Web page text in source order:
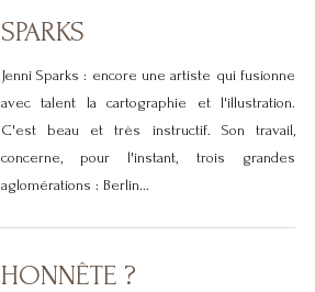
SPARKS
Jenni Sparks : encore une artiste qui fusionne
avec talent la cartographie et l'illustration.
C'est beau et très instructif. Son travail,
concerne, pour l'instant, trois grandes
aglomérations : Berlin...
HONNÊTE ?